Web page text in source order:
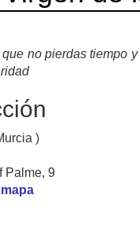
no pierdas tiempo
)
Palme, 9